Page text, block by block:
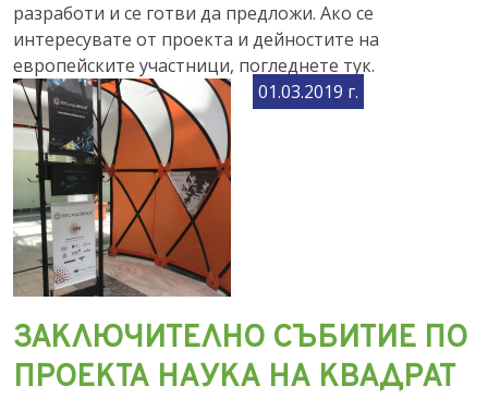
разработи и се готви да предложи. Ако се
интересувате от проекта и дейностите на
европейските участници, погледнете тук.
01.03.2019 г.
ЗАКЛЮЧИТЕЛНО СЪБИТИЕ ПО
ПРОЕКТА НАУКА НА КВАДРАТ